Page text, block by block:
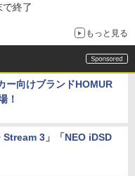
終了
もっと見る
ー向けブランドHOMUR
！
3」「NEO iDSD